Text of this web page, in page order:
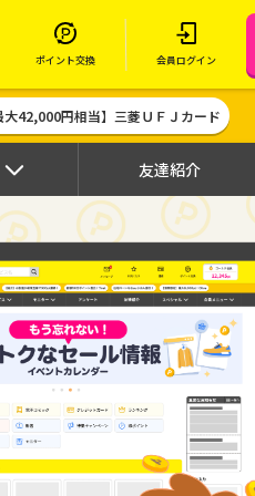
ポイント交換 会員ログイン
大42,000円相当】三菱ＵＦＪカード
友達紹介